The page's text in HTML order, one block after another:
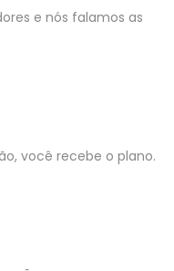
e nós falamos as
você recebe o plano.